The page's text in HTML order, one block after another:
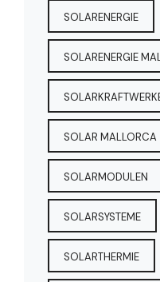
SOLARENERGIE
SOLARENERGIE
SOLAR MALLORCA
SOLARMODULEN
SOLARSYSTEME
SOLARTHERMIE